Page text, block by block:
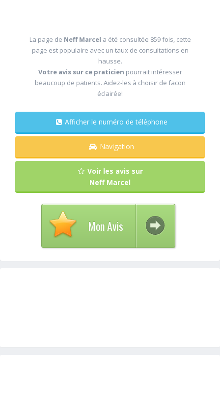
La page de Neff Marcel a été consultée 859 fois, cette
page est populaire avec un taux de consultations en
hausse.
Votre avis sur ce praticien pourrait intéresser
beaucoup de patients. Aidez-les à choisir de facon
éclairée!
Afficher le numéro de téléphone
Navigation
Voir les avis sur
Neff Marcel
Mon Avis